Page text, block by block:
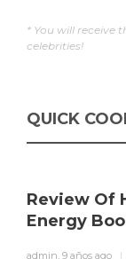
* You will receive
celebrities!
QUICK
Review Of
Energy
admin 9 años ago